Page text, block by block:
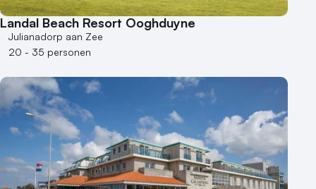
Duurzame locatie
Groene locatie
Heisessie
Hotel
Hybride events
Industriële locatie
Kasteel en landgoed
Kleine / intieme locatie
Locaties aan zee
Museum
Landal Beach Resort Ooghduyne
Julianadorp aan Zee
20 - 35 personen